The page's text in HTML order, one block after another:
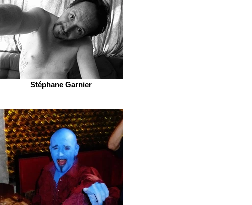
Stéphane Garnier